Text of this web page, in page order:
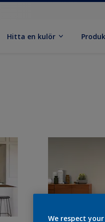
Hitta en kulör
We respect